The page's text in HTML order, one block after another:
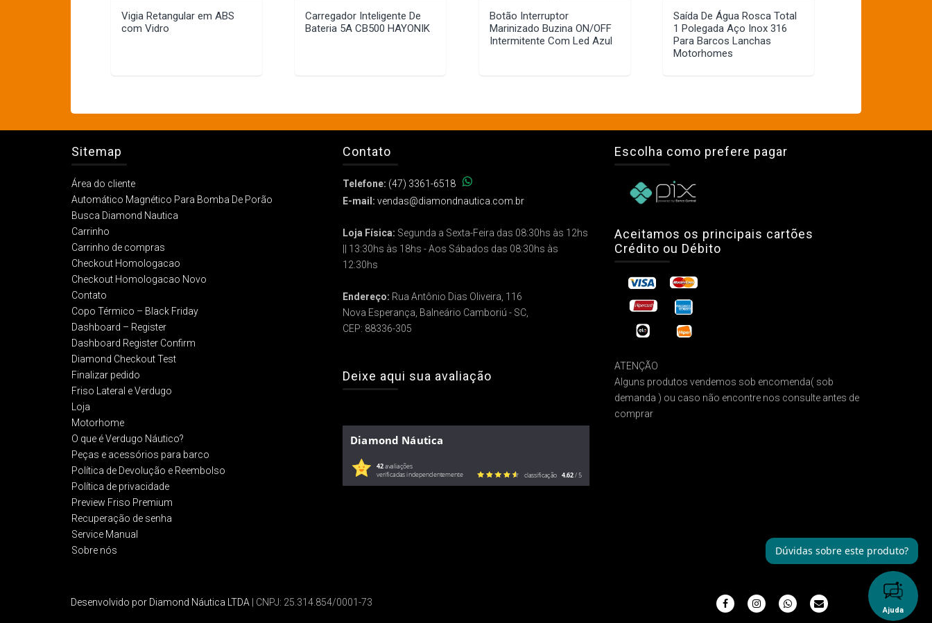
Vigia Retangular em ABS
com Vidro
Carregador Inteligente De
Bateria 5A CB500 HAYONIK
Botão Interruptor
Marinizado Buzina ON/OFF
Intermitente Com Led Azul
Saída De Água Rosca Total
1 Polegada Aço Inox 316
Para Barcos Lanchas
Motorhomes
Sitemap
Área do cliente
Automático Magnético Para Bomba De Porão
Busca Diamond Nautica
Carrinho
Carrinho de compras
Checkout Homologacao
Checkout Homologacao Novo
Contato
Copo Térmico – Black Friday
Dashboard – Register
Dashboard Register Confirm
Diamond Checkout Test
Finalizar pedido
Friso Lateral e Verdugo
Loja
Motorhome
O que é Verdugo Náutico?
Peças e acessórios para barco
Política de Devolução e Reembolso​
Política de privacidade
Preview Friso Premium
Recuperação de senha
Service Manual
Sobre nós
Contato
Telefone: (47) 3361-6518
E-mail: vendas@diamondnautica.com.br
Loja Física: Segunda a Sexta-Feira das 08:30hs às 12hs
|| 13:30hs às 18hs - Aos Sábados das 08:30hs às
12:30hs
Endereço: Rua Antônio Dias Oliveira, 116
Nova Esperança, Balneário Camboriú - SC,
CEP: 88336-305
Deixe aqui sua avaliação
Diamond Náutica
42avaliações
verificadas independentemente classificação 4.62/ 5
Escolha como prefere pagar
Aceitamos os principais cartões
Crédito ou Débito
ATENÇÃO
Alguns produtos vendemos sob encomenda( sob
demanda ) ou caso não encontre nos consulte antes de
comprar
Desenvolvido por Diamond Náutica LTDA | CNPJ: 25.314.854/0001-73
Dúvidas sobre este produto?
Ajuda